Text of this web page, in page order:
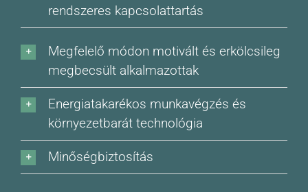
rendszeres kapcsolattartás
Megfelelő módon motivált és erkölcsileg
megbecsült alkalmazottak
Energiatakarékos munkavégzés és
környezetbarát technológia
Minőségbiztosítás